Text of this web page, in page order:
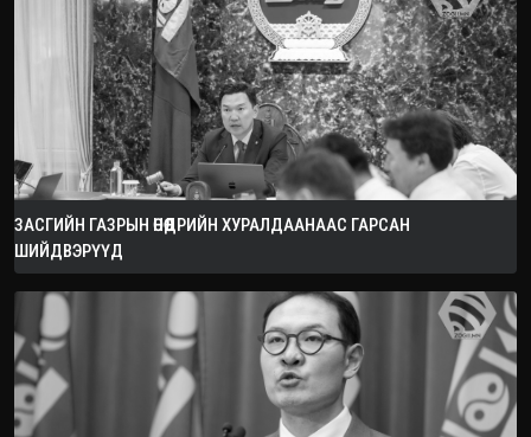
ЗАСГИЙН ГАЗРЫН ӨНӨӨДРИЙН ХУРАЛДААНААС ГАРСАН
ШИЙДВЭРҮҮД